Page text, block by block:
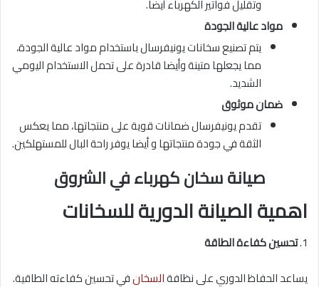
وتقليل فواتير الكهرباء أيضا.
مواد عالية الجودة
يتم تصنيع سخانات يونيفرسال باستخدام مواد عالية الجودة،
مما يجعلها متينة وأيضا قادرة على تحمل الاستخدام اليومي
الشديد.
ضمان موثوق
تقدم يونيفرسال ضمانات قوية على منتجاتها، مما يعكس
الثقة في جودة منتجاتها و أيضا يوفر راحة البال للمستهلكين.
صيانة سخان كهرباء في الشروق
اهمية الصيانة الدورية للسخانات
1. تحسين كفاءة الطاقة
يساعد الحفاظ الدوري على نظافةالسخانفي تحسين كفاءته الطاقية.